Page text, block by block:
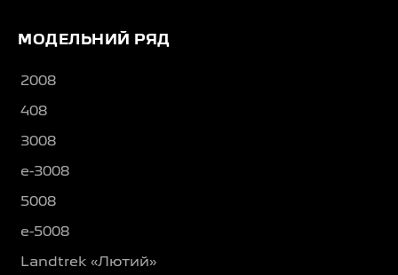
МОДЕЛЬНИЙ РЯД
2008
408
3008
e-3008
5008
e-5008
Landtrek «Лютий»